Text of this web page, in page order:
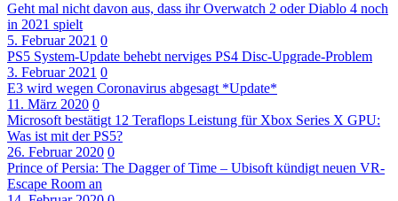
Geht mal nicht davon aus, dass ihr Overwatch 2 oder Diablo 4 noch
in 2021 spielt
5. Februar 2021 0
PS5 System-Update behebt nerviges PS4 Disc-Upgrade-Problem
3. Februar 2021 0
E3 wird wegen Coronavirus abgesagt *Update*
11. März 2020 0
Microsoft bestätigt 12 Teraflops Leistung für Xbox Series X GPU:
Was ist mit der PS5?
26. Februar 2020 0
Prince of Persia: The Dagger of Time – Ubisoft kündigt neuen VR-
Escape Room an